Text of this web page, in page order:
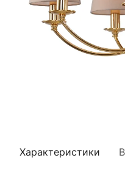
Характеристики